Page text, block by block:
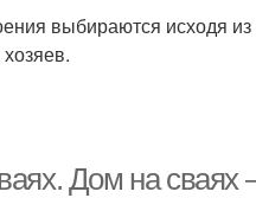
выбираются исходя
Дом на сваях